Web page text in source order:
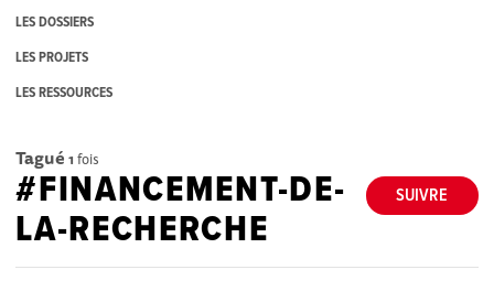
LES DOSSIERS
LES PROJETS
LES RESSOURCES
Tagué 1 fois
SUIVRE
#FINANCEMENT-DE-
LA-RECHERCHE